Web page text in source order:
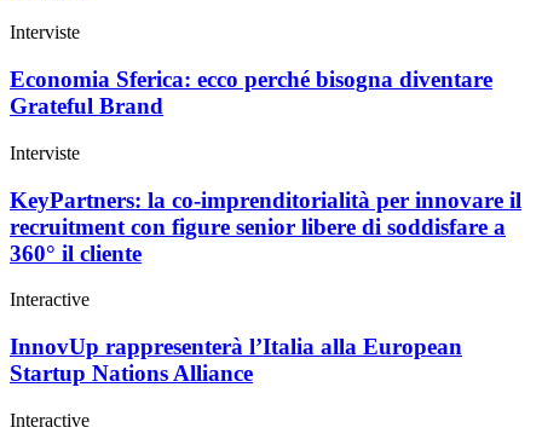
Interviste
Economia Sferica: ecco perché bisogna diventare
Grateful Brand
Interviste
KeyPartners: la co-imprenditorialità per innovare il
recruitment con figure senior libere di soddisfare a
360° il cliente
Interactive
InnovUp rappresenterà l’Italia alla European
Startup Nations Alliance
Interactive